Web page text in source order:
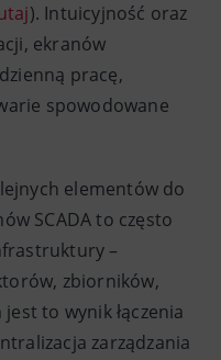
). Intuicyjność oraz
ekranów
pracę,
spowodowane
elementów do
SCADA to często
–
zbiorników,
to wynik łączenia
zarządzania